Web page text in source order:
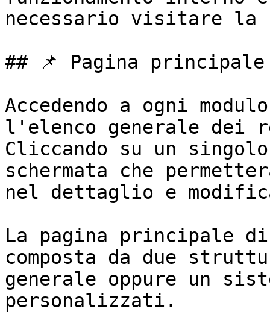
necessario visitare la
## 📌 Pagina principale
Accedendo a ogni
l'elenco generale dei
Cliccando su un
schermata che
nel dettaglio e
La pagina principale di
composta da due
generale oppure un
personalizzati.